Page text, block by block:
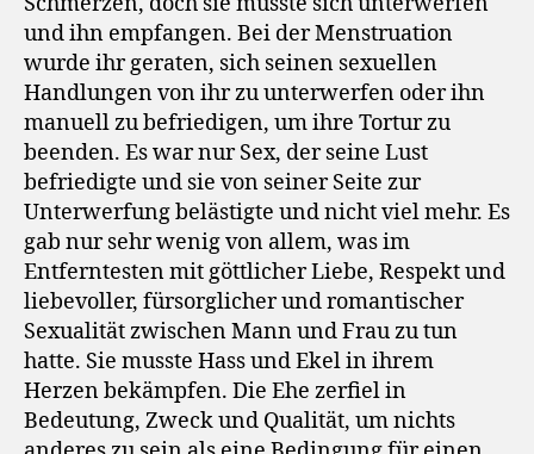
und ihn empfangen. Bei der Menstruation
wurde ihr geraten, sich seinen sexuellen
Handlungen von ihr zu unterwerfen oder ihn
manuell zu befriedigen, um ihre Tortur zu
beenden. Es war nur Sex, der seine Lust
befriedigte und sie von seiner Seite zur
Unterwerfung belästigte und nicht viel mehr. Es
gab nur sehr wenig von allem, was im
Entferntesten mit göttlicher Liebe, Respekt und
liebevoller, fürsorglicher und romantischer
Sexualität zwischen Mann und Frau zu tun
hatte. Sie musste Hass und Ekel in ihrem
Herzen bekämpfen. Die Ehe zerfiel in
Bedeutung, Zweck und Qualität, um nichts